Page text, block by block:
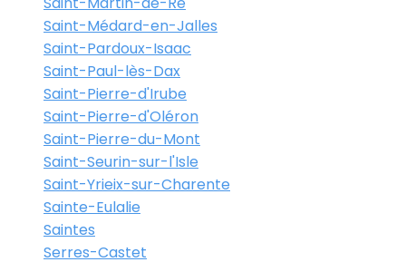
Saint-Médard-en-Jalles
Saint-Pardoux-Isaac
Saint-Paul-lès-Dax
Saint-Pierre-d'Irube
Saint-Pierre-d'Oléron
Saint-Pierre-du-Mont
Saint-Seurin-sur-l'Isle
Saint-Yrieix-sur-Charente
Sainte-Eulalie
Saintes
Serres-Castet